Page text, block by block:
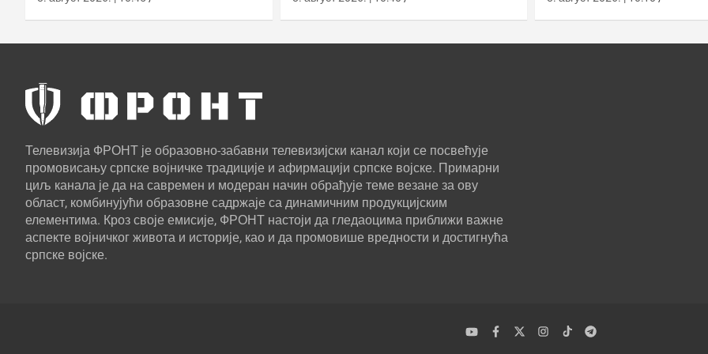
Телевизија ФРОНТ је образовно-забавни телевизијски канал који се посвећује
промовисању српске војничке традиције и афирмацији српске војске. Примарни
циљ канала је да на савремен и модеран начин обрађује теме везане за ову
област, комбинујући образовне садржаје са динамичним продукцијским
елементима. Кроз своје емисије, ФРОНТ настоји да гледаоцима приближи важне
аспекте војничког живота и историје, као и да промовише вредности и достигнућа
српске војске.